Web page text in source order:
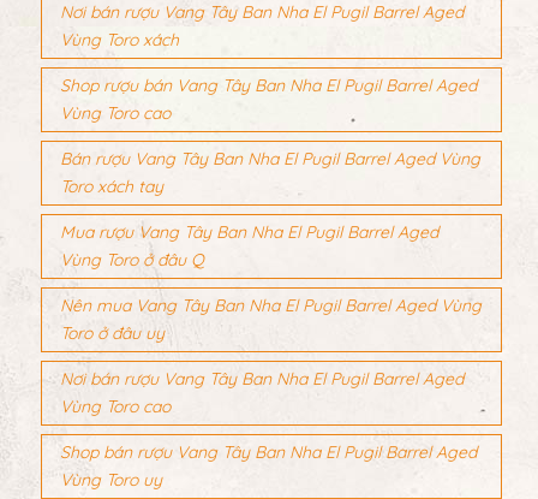
Nơi bán rượu Vang Tây Ban Nha El Pugil Barrel Aged
Vùng Toro xách
Shop rượu bán Vang Tây Ban Nha El Pugil Barrel Aged
Vùng Toro cao
Bán rượu Vang Tây Ban Nha El Pugil Barrel Aged Vùng
Toro xách tay
Mua rượu Vang Tây Ban Nha El Pugil Barrel Aged
Vùng Toro ở đâu Q
Nên mua Vang Tây Ban Nha El Pugil Barrel Aged Vùng
Toro ở đâu uy
Nơi bán rượu Vang Tây Ban Nha El Pugil Barrel Aged
Vùng Toro cao
Shop bán rượu Vang Tây Ban Nha El Pugil Barrel Aged
Vùng Toro uy